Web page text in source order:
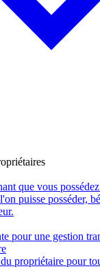
que vous
puisse posséder,
pour une gestion
propriétaire pour